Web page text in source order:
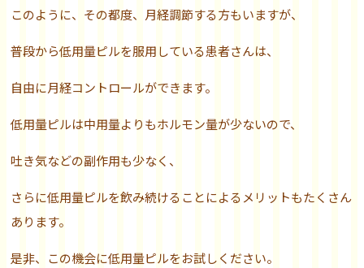
このように、その都度、月経調節する方もいますが、
普段から低用量ピルを服用している患者さんは、
自由に月経コントロールができます。
低用量ピルは中用量よりもホルモン量が少ないので、
吐き気などの副作用も少なく、
さらに低用量ピルを飲み続けることによるメリットもたくさん
あります。
是非、この機会に低用量ピルをお試しください。